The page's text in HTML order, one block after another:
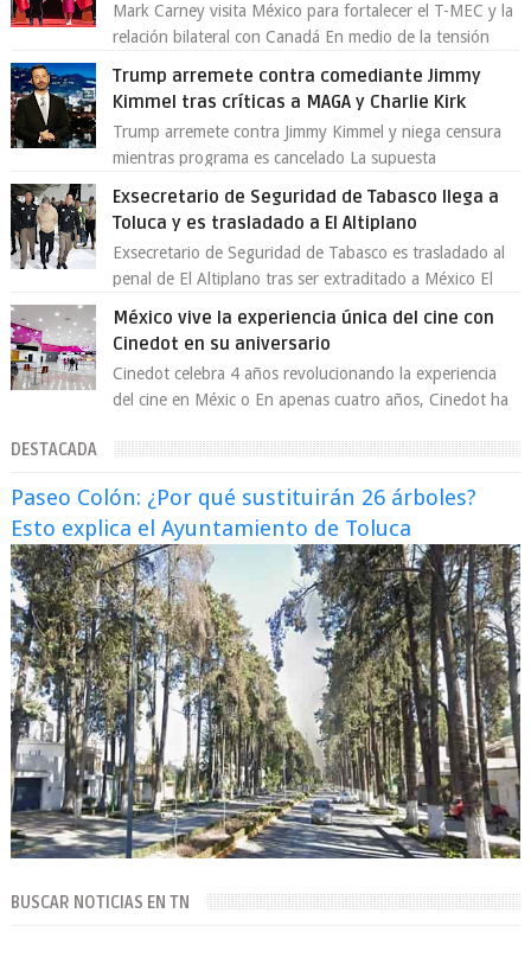
Mark Carney visita México para fortalecer el T-MEC y la
relación bilateral con Canadá En medio de la tensión
Trump arremete contra comediante Jimmy
Kimmel tras críticas a MAGA y Charlie Kirk
Trump arremete contra Jimmy Kimmel y niega censura
mientras programa es cancelado La supuesta
Exsecretario de Seguridad de Tabasco llega a
Toluca y es trasladado a El Altiplano
Exsecretario de Seguridad de Tabasco es trasladado al
penal de El Altiplano tras ser extraditado a México El
México vive la experiencia única del cine con
Cinedot en su aniversario
Cinedot celebra 4 años revolucionando la experiencia
del cine en Méxic o En apenas cuatro años, Cinedot ha
DESTACADA
Paseo Colón: ¿Por qué sustituirán 26 árboles?
Esto explica el Ayuntamiento de Toluca
BUSCAR NOTICIAS EN TN